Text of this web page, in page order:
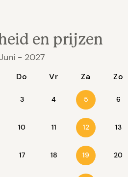
en prijzen
- 2027
Do Vr Za Zo
3 4 5 6
10 11 12 13
17 18 19 20